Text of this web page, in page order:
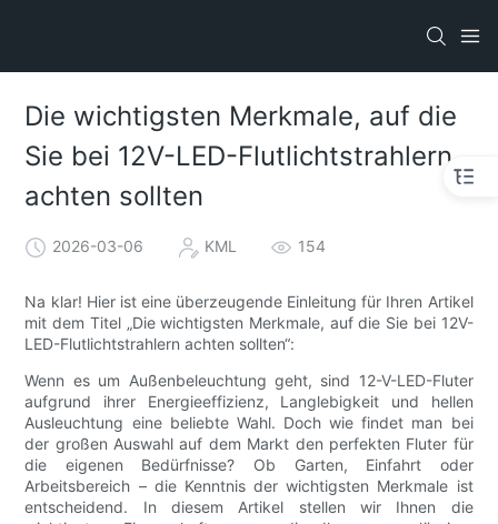
Die wichtigsten Merkmale, auf die
Sie bei 12V-LED-Flutlichtstrahlern
achten sollten
2026-03-06 KML 154
Na klar! Hier ist eine überzeugende Einleitung für Ihren Artikel
mit dem Titel „Die wichtigsten Merkmale, auf die Sie bei 12V-
LED-Flutlichtstrahlern achten sollten“:
Wenn es um Außenbeleuchtung geht, sind 12-V-LED-Fluter
aufgrund ihrer Energieeffizienz, Langlebigkeit und hellen
Ausleuchtung eine beliebte Wahl. Doch wie findet man bei
der großen Auswahl auf dem Markt den perfekten Fluter für
die eigenen Bedürfnisse? Ob Garten, Einfahrt oder
Arbeitsbereich – die Kenntnis der wichtigsten Merkmale ist
entscheidend. In diesem Artikel stellen wir Ihnen die